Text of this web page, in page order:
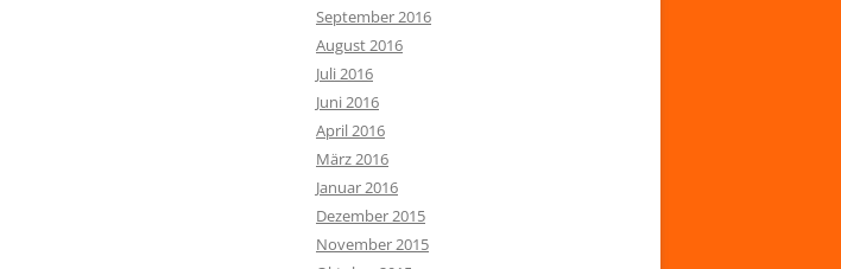
September 2016
August 2016
Juli 2016
Juni 2016
April 2016
März 2016
Januar 2016
Dezember 2015
November 2015